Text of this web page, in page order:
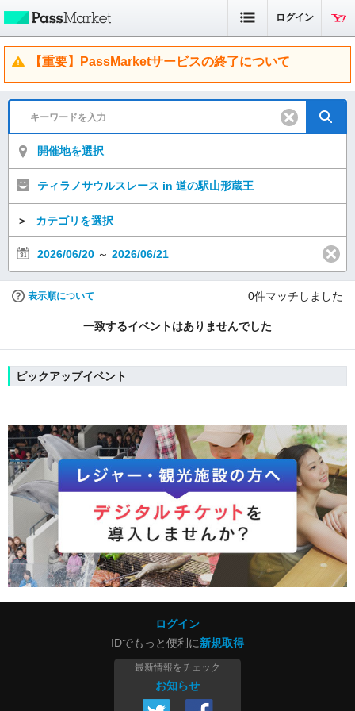
ログイン
【重要】PassMarketサービスの終了について
開催地を選択
ティラノサウルスレース in 道の駅山形蔵王
＞ カテゴリを選択
2026/06/20 ～ 2026/06/21
表示順について 0件マッチしました
一致するイベントはありませんでした
ピックアップイベント
ログイン
IDでもっと便利に新規取得
最新情報をチェック
お知らせ